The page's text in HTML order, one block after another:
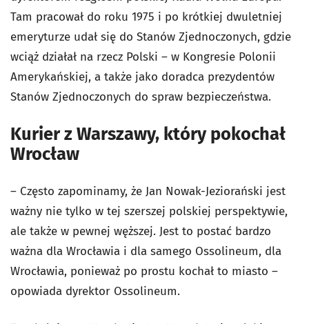
Tam pracował do roku 1975 i po krótkiej dwuletniej
emeryturze udał się do Stanów Zjednoczonych, gdzie
wciąż działał na rzecz Polski – w Kongresie Polonii
Amerykańskiej, a także jako doradca prezydentów
Stanów Zjednoczonych do spraw bezpieczeństwa.
Kurier z Warszawy, który pokochał
Wrocław
– Często zapominamy, że Jan Nowak-Jeziorański jest
ważny nie tylko w tej szerszej polskiej perspektywie,
ale także w pewnej węższej. Jest to postać bardzo
ważna dla Wrocławia i dla samego Ossolineum, dla
Wrocławia, ponieważ po prostu kochał to miasto –
opowiada dyrektor Ossolineum.